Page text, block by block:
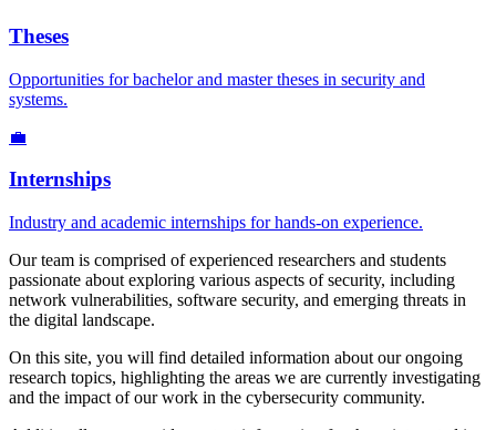
Theses
Opportunities for bachelor and master theses in security and
systems.
💼
Internships
Industry and academic internships for hands-on experience.
Our team is comprised of experienced researchers and students
passionate about exploring various aspects of security, including
network vulnerabilities, software security, and emerging threats in
the digital landscape.
On this site, you will find detailed information about our ongoing
research topics, highlighting the areas we are currently investigating
and the impact of our work in the cybersecurity community.